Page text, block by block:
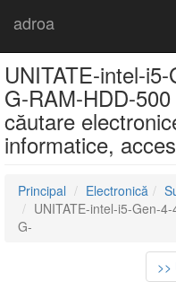
adroa
UNITATE-intel-
G-RAM-HDD-
căutare
informatice,
Principal Electronică
UNITATE-intel-i5-Gen-
G-
>>